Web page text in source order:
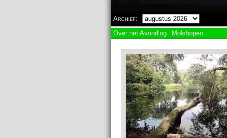
Archief:
Over het Avondlog Molshopen